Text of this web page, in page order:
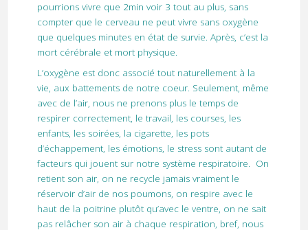
pourrions vivre que 2min voir 3 tout au plus, sans
compter que le cerveau ne peut vivre sans oxygène
que quelques minutes en état de survie. Après, c’est la
mort cérébrale et mort physique.
L’oxygène est donc associé tout naturellement à la
vie, aux battements de notre coeur. Seulement, même
avec de l’air, nous ne prenons plus le temps de
respirer correctement, le travail, les courses, les
enfants, les soirées, la cigarette, les pots
d’échappement, les émotions, le stress sont autant de
facteurs qui jouent sur notre système respiratoire. On
retient son air, on ne recycle jamais vraiment le
réservoir d’air de nos poumons, on respire avec le
haut de la poitrine plutôt qu’avec le ventre, on ne sait
pas relâcher son air à chaque respiration, bref, nous